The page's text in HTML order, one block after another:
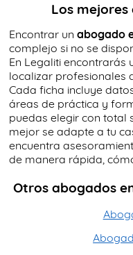
Los
Encontrar un abogado
complejo si no se
En Legaliti encontrarás
localizar profesionales
Cada ficha incluye
áreas de práctica y
puedas elegir con total
mejor se adapte a tu
encuentra
de manera rápida,
Otros abogados